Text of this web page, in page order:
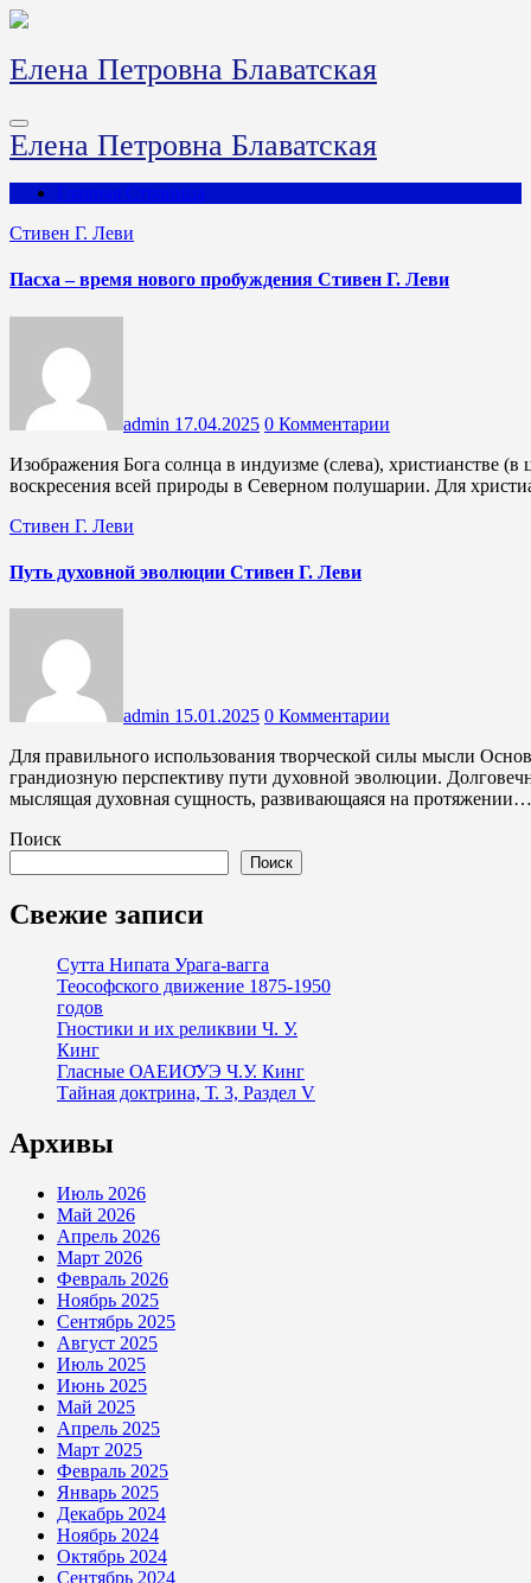
Перейти
содержимому
Елена Петровна Блаватская
Елена Петровна Блаватская
Главная Страница
Стивен Г. Леви
Пасха – время нового пробуждения Стивен Г. Леви
admin 17.04.2025 0 Комментарии
Изображения Бога солнца в индуизме (слева), христианстве (в центре) и Древнем Риме Пасха – это весенний праздник
воскресения всей природы в Северном полушарии. Для
Стивен Г. Леви
Путь духовной эволюции Стивен Г. Леви
admin 15.01.2025 0 Комментарии
Для правильного использования творческой силы мысли Основополагающие принципы теософии открывают перед нами
грандиозную перспективу пути духовной эволюции.
мыслящая духовная сущность, развивающаяся на протяжении…
Поиск
Поиск
Свежие записи
Сутта Нипата Урага-вагга
Теософского движение 1875-1950
годов
Гностики и их реликвии Ч. У.
Кинг
Гласные ОАЕИО̄УЭ Ч.У. Кинг
Тайная доктрина, Т. 3, Раздел V
Архивы
Июль 2026
Май 2026
Апрель 2026
Март 2026
Февраль 2026
Ноябрь 2025
Сентябрь 2025
Август 2025
Июль 2025
Июнь 2025
Май 2025
Апрель 2025
Март 2025
Февраль 2025
Январь 2025
Декабрь 2024
Ноябрь 2024
Октябрь 2024
Сентябрь 2024